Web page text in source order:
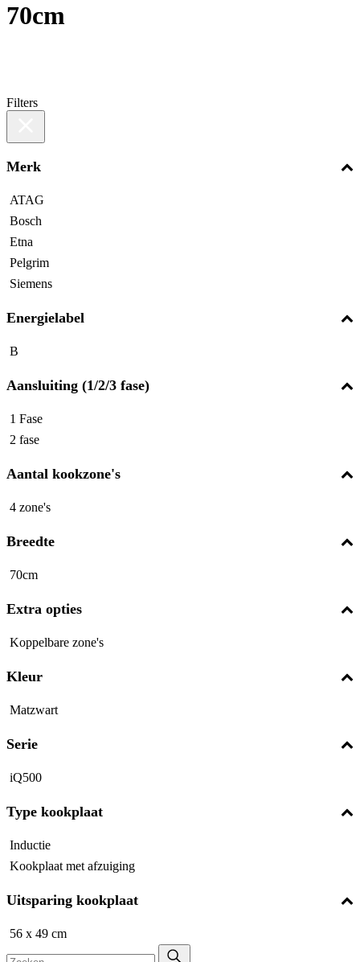
70cm
Filters
Merk
ATAG
Bosch
Etna
Pelgrim
Siemens
Energielabel
B
Aansluiting (1/2/3 fase)
1 Fase
2 fase
Aantal kookzone's
4 zone's
Breedte
70cm
Extra opties
Koppelbare zone's
Kleur
Matzwart
Serie
iQ500
Type kookplaat
Inductie
Kookplaat met afzuiging
Uitsparing kookplaat
56 x 49 cm